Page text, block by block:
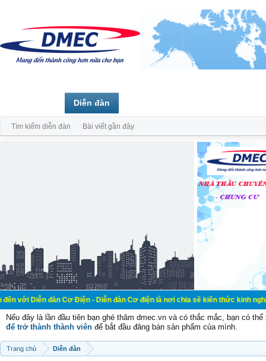
đàn Cơ Điện - Diễn đàn Cơ điện là nơi chia sẽ kiến thức kinh nghiệm
Nếu đây là lần đầu tiên bạn ghé thăm dmec.vn và có thắc mắc, bạn có
để trở thành thành viên để bắt đầu đăng bán sản phẩm của mình.
Trang chủ Diễn đàn
Diễn đàn
Tìm kiếm diễn đàn Bài viết gần đây